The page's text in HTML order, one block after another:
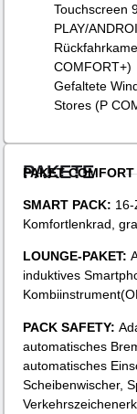
Touchscreen
PLAY/
COMFORT+)
Gefaltete
Stores (P
PAKETE
PAKET
SMART PACK:
Komfortlenkrad,
LOUNGE-PAKET:
induktives
PACK SAFETY:
automatisches
automatisches
Scheibenwischer,